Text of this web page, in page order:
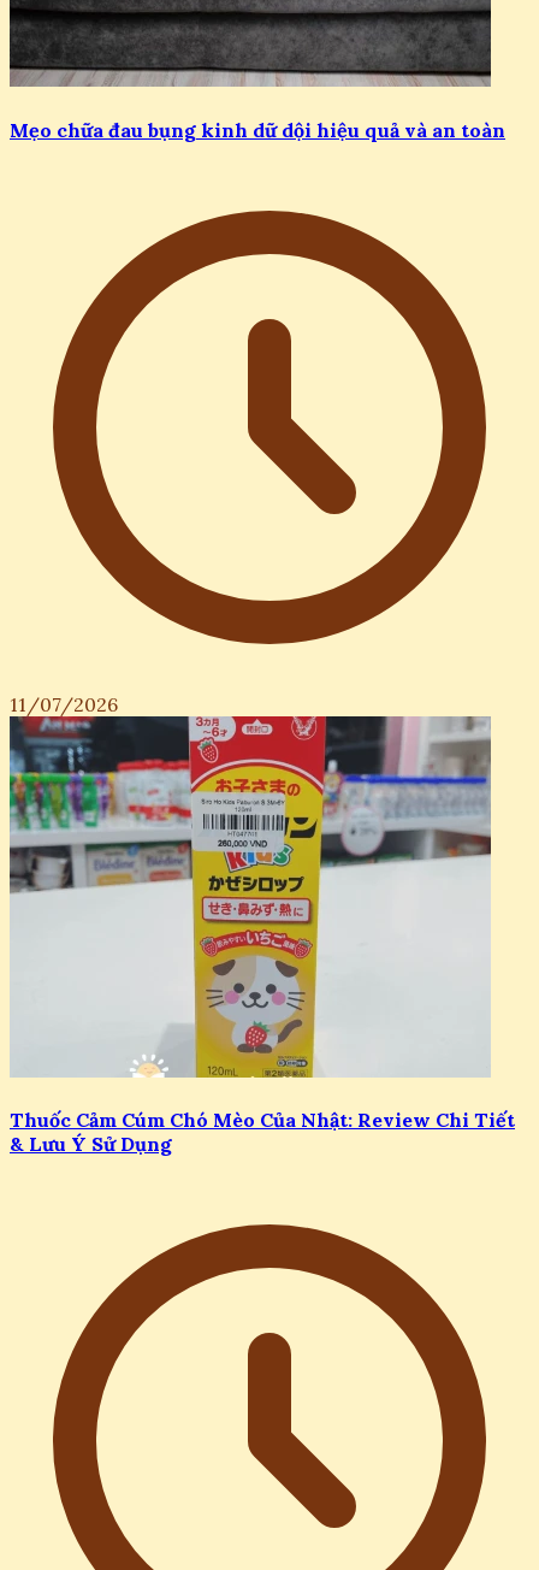
Mẹo chữa đau bụng kinh dữ dội hiệu quả và an toàn
11/07/2026
Thuốc Cảm Cúm Chó Mèo Của Nhật: Review Chi Tiết
& Lưu Ý Sử Dụng